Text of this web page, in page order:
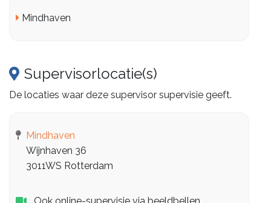
Mindhaven
Supervisorlocatie(s)
De locaties waar deze supervisor supervisie geeft.
Mindhaven
Wijnhaven 36
3011WS Rotterdam
Ook online-supervisie via beeldbellen